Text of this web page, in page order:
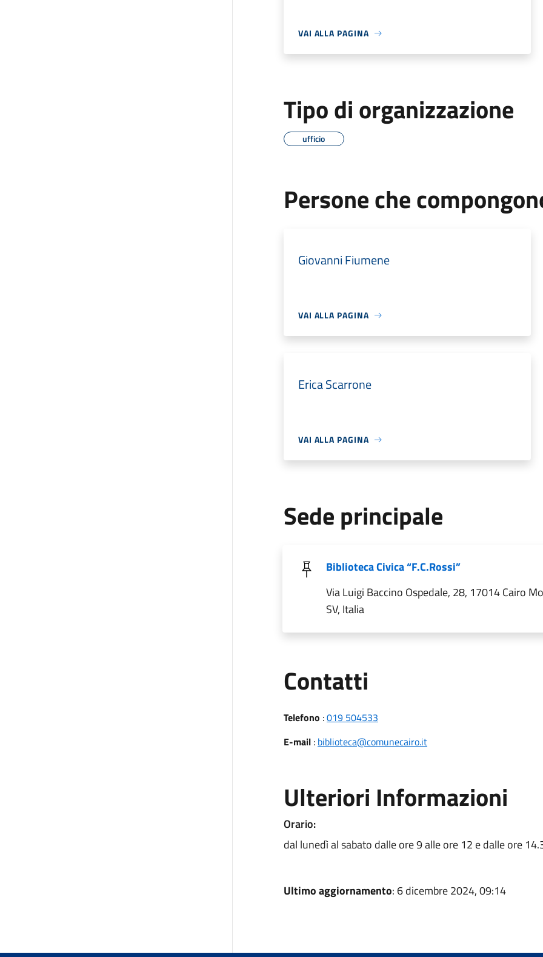
VAI ALLA PAGINA
Tipo di organizzazione
ufficio
Persone che
Giovanni Fiumene
VAI ALLA PAGINA
Erica Scarrone
VAI ALLA PAGINA
Sede principale
Biblioteca Civica “F.C.Rossi”
Via Luigi Baccino Ospedale, 28, 17014 Cairo
SV, Italia
Contatti
Telefono :019 504533
E-mail: biblioteca@comunecairo.it
Ulteriori Informazioni
Orario:
dal lunedì al sabato dalle ore 9 alle ore 12 e dalle ore
Ultimo aggiornamento: 6 dicembre 2024, 09:14